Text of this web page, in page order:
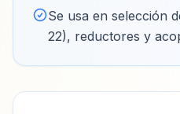
Se usa en selección
22), reductores y